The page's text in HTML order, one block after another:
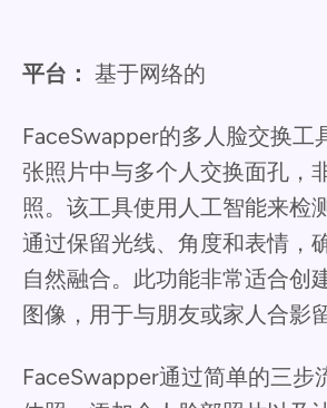
平台： 基于网络的
FaceSwapper的多人脸交换工
张照片中与多个人交换面孔，
照。该工具使用人工智能来检
通过保留光线、角度和表情，
自然融合。此功能非常适合创
图像，用于与朋友或家人合影
FaceSwapper通过简单的三